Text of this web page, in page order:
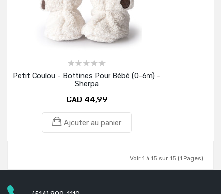
Petit Coulou - Bottines Pour Bébé (0-6m) -
Sherpa
CAD 44,99
Ajouter au panier
Voir 1 à 15 sur 15 (1 Pages)